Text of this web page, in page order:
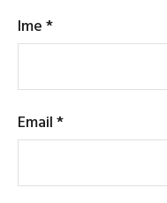
Ime*
Email*